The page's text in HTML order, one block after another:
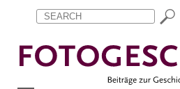
Zum Inhalt springen
Aktuelle Seite: 145